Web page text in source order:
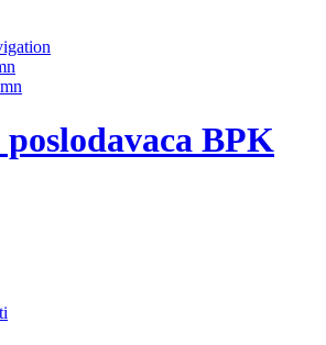
BPK